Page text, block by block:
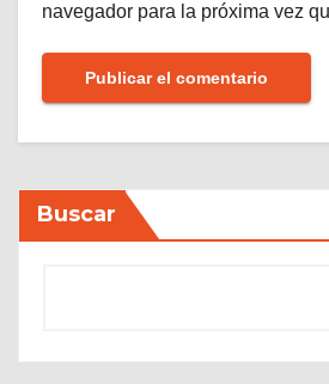
navegador para la próxima vez
Buscar